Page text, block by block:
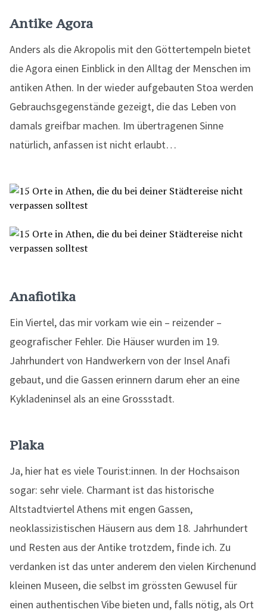
Antike Agora
Anders als die Akropolis mit den Göttertempeln bietet
die Agora einen Einblick in den Alltag der Menschen im
antiken Athen. In der wieder aufgebauten Stoa werden
Gebrauchsgegenstände gezeigt, die das Leben von
damals greifbar machen. Im übertragenen Sinne
natürlich, anfassen ist nicht erlaubt…
Anafiotika
Ein Viertel, das mir vorkam wie ein – reizender –
geografischer Fehler. Die Häuser wurden im 19.
Jahrhundert von Handwerkern von der Insel Anafi
gebaut, und die Gassen erinnern darum eher an eine
Kykladeninsel als an eine Grossstadt.
Plaka
Ja, hier hat es viele Tourist:innen. In der Hochsaison
sogar: sehr viele. Charmant ist das historische
Altstadtviertel Athens mit engen Gassen,
neoklassizistischen Häusern aus dem 18. Jahrhundert
und Resten aus der Antike trotzdem, finde ich. Zu
verdanken ist das unter anderem den vielen Kirchenund
kleinen Museen, die selbst im grössten Gewusel für
einen authentischen Vibe bieten und, falls nötig, als Ort